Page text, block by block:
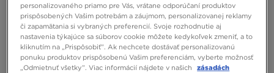
ONLY AT ONLY AT
personalizovaného priamo pre Vás, vrátane odporúčaní produktov
prispôsobených Vašim potrebám a záujmom, personalizovanej reklamy
či zapamätania si vybraných preferencií. Svoje rozhodnutie aj
nastavenia týkajúce sa súborov cookie môžete kedykoľvek zmeniť, a to
kliknutím na „Prispôsobiť”. Ak nechcete dostávať personalizovanú
ponuku produktov prispôsobenú Vašim preferenciám, vyberte možnosť
„Odmietnuť všetky”. Viac informácií nájdete v našich
zásadách